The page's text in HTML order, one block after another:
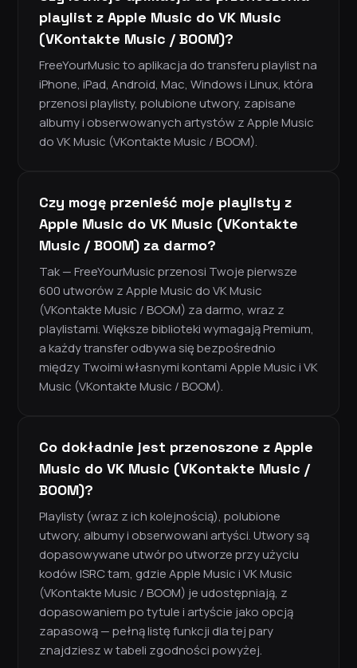
playlist z Apple Music do VK Music
(VKontakte Music / BOOM)?
FreeYourMusic to aplikacja do transferu playlist na
iPhone, iPad, Android, Mac, Windows i Linux, która
przenosi playlisty, polubione utwory, zapisane
albumy i obserwowanych artystów z Apple Music
do VK Music (VKontakte Music / BOOM).
Czy mogę przenieść moje playlisty z
Apple Music do VK Music (VKontakte
Music / BOOM) za darmo?
Tak — FreeYourMusic przenosi Twoje pierwsze
600 utworów z Apple Music do VK Music
(VKontakte Music / BOOM) za darmo, wraz z
playlistami. Większe biblioteki wymagają Premium,
a każdy transfer odbywa się bezpośrednio
między Twoimi własnymi kontami Apple Music i VK
Music (VKontakte Music / BOOM).
Co dokładnie jest przenoszone z Apple
Music do VK Music (VKontakte Music /
BOOM)?
Playlisty (wraz z ich kolejnością), polubione
utwory, albumy i obserwowani artyści. Utwory są
dopasowywane utwór po utworze przy użyciu
kodów ISRC tam, gdzie Apple Music i VK Music
(VKontakte Music / BOOM) je udostępniają, z
dopasowaniem po tytule i artyście jako opcją
zapasową — pełną listę funkcji dla tej pary
znajdziesz w tabeli zgodności powyżej.